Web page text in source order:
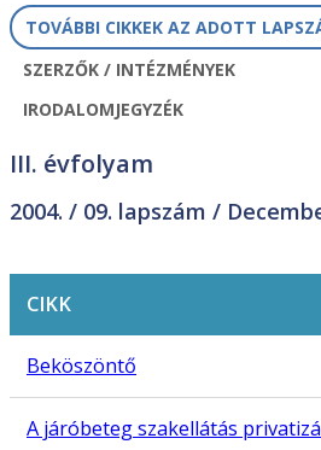
TOVÁBBI CIKKEK AZ ADOTT
SZERZŐK / INTÉZMÉNYEK
IRODALOMJEGYZÉK
III. évfolyam
2004. / 09. lapszám /
CIKK
Beköszöntő
A járóbeteg szakellátás